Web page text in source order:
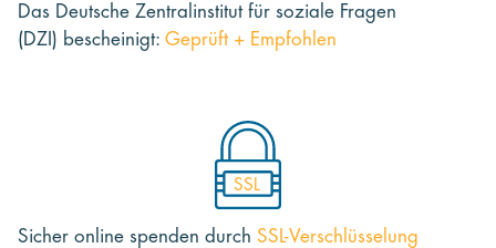
Das Deutsche Zentralinstitut für soziale Fragen
(DZI) bescheinigt: Geprüft + Empfohlen
SSL
Sicher online spenden durch SSL-Verschlüsselung